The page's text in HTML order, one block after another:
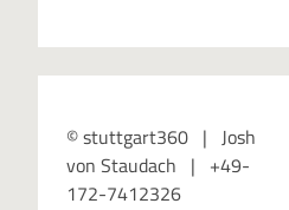
© stuttgart360 | Josh
von Staudach | +49-
172-7412326